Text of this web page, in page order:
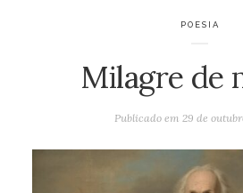
POESIA
Milagre de
Publicado em 29 de